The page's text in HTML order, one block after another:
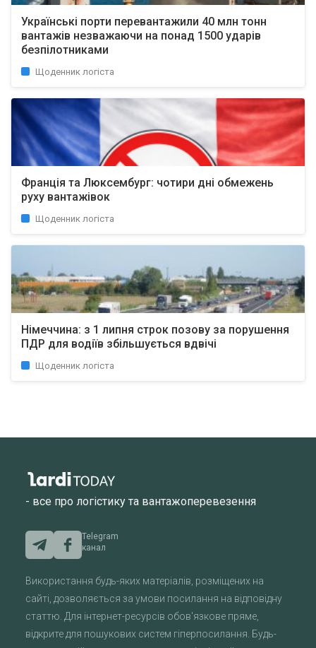
Українські порти перевантажили 40 млн тонн
вантажів незважаючи на понад 1500 ударів
безпілотниками
Щоденник логіста
Франція та Люксембург: чотири дні обмежень
руху вантажівок
Щоденник логіста
Німеччина: з 1 липня строк позову за порушення
ПДР для водіїв збільшується вдвічі
Щоденник логіста
- все про логістику та вантажоперевезення
Telegram
канал
Використання будь-яких матеріалів, розміщених на
сайті, дозволяється за умови посилання на відповідну
статтю. Для інтернет-ресурсів обов'язкове пряме,
відкрите для пошукових систем гіперпосилання. Будь-